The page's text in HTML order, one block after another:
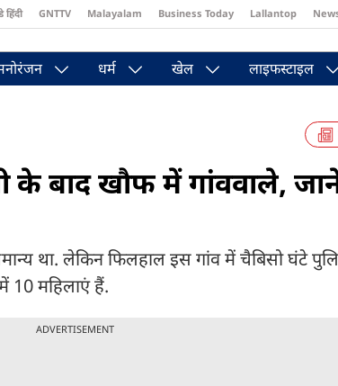
हिंदी GNTTV Malayalam Business Today Lallantop
धर्म खेल लाइफस्टाइल
के बाद खौफ में गांववाले,
था. लेकिन फिलहाल इस गांव में चैबिसो घंटे
10 महिलाएं हैं.
ADVERTISEMENT